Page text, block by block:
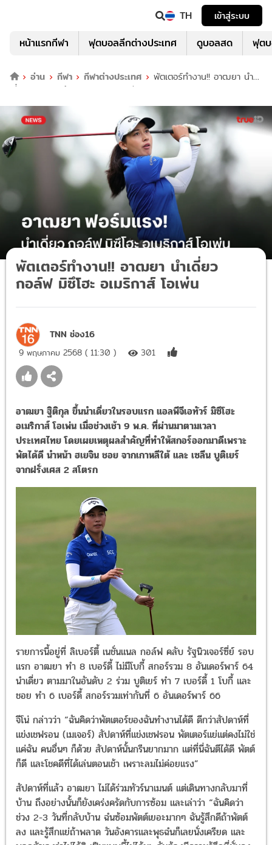
TH เข้าสู่ระบบ
หน้าแรกกีฬา ฟุตบอลลีกต่างประเทศ ดูบอลสด ฟุต
อ่าน กีฬา กีฬาต่างประเทศ
พัตเตอร์ทำงาน!! อาฒยา นำ
เดี่ยว กอล์ฟ มิซึโฮะ อเมริกาส์ โอเพ่น
พัตเตอร์ทำงาน!! อาฒยา นำเดี่ยว
กอล์ฟ มิซึโฮะ อเมริกาส์ โอเพ่น
TNN ช่อง16
9 พฤษภาคม 2568 ( 11:30 ) 301
อาฒยา ฐิติกุล ขึ้นนำเดี่ยวในรอบแรก แอลพีจีเอทัวร์ มิซึโฮะ
อเมริกาส์ โอเพ่น เมื่อช่วงเช้า 9 พ.ค. ที่ผ่านมาตามเวลา
ประเทศไทย โดยเผยเหตุผลสำคัญที่ทำให้สกอร์ออกมาดีเพราะ
พัตได้ดี นำหน้า ฮเยจิน ชอย จากเกาหลีใต้ และ เซลีน บูติเยร์
จากฝรั่งเศส 2 สโตรก
รายการนี้อยู่ที่ ลิเบอร์ตี้ เนชั่นแนล กอล์ฟ คลับ รัฐนิวเจอร์ซี่ย์ รอบ
แรก อาฒยา ทำ 8 เบอร์ดี้ ไม่มีโบกี้ สกอร์รวม 8 อันเดอร์พาร์ 64
นำเดี่ยว ตามมาในอันดับ 2 ร่วม บูติเยร์ ทำ 7 เบอร์ดี้ 1 โบกี้ และ
ชอย ทำ 6 เบอร์ดี้ สกอร์รวมเท่ากันที่ 6 อันเดอร์พาร์ 66
จีโน่ กล่าวว่า “ฉันคิดว่าพัตเตอร์ของฉันทำงานได้ดี ดีกว่าสัปดาห์ที่
แข่งเชฟรอน (เมเจอร์) สัปดาห์ที่แข่งเชฟรอน พัตเตอร์แย่แต่คงไม่ใช่
แค่ฉัน คนอื่นๆ ก็ด้วย สัปดาห์นั้นกรีนยากมาก แต่ที่นี่ฉันตีได้ดี พัตต์
ก็ดี และโชคดีที่ได้เล่นตอนเช้า เพราะลมไม่ค่อยแรง”
สัปดาห์ที่แล้ว อาฒยา ไม่ได้ร่วมทัวร์นาเมนต์ แต่เดินทางกลับมาที่
บ้าน ถึงอย่างนั้นก็ยังเคร่งครัดกับการซ้อม และเล่าว่า “ฉันคิดว่า
ช่วง 2-3 วันที่กลับบ้าน ฉํนซ้อมพัตต์เยอะมากๆ ฉันรู้สึกดีถ้าพัตต์
ลง และรู้สึกแย่ถ้าพลาด วันอังคารและพุธฉํนก็เลยนั่งเครียด และ